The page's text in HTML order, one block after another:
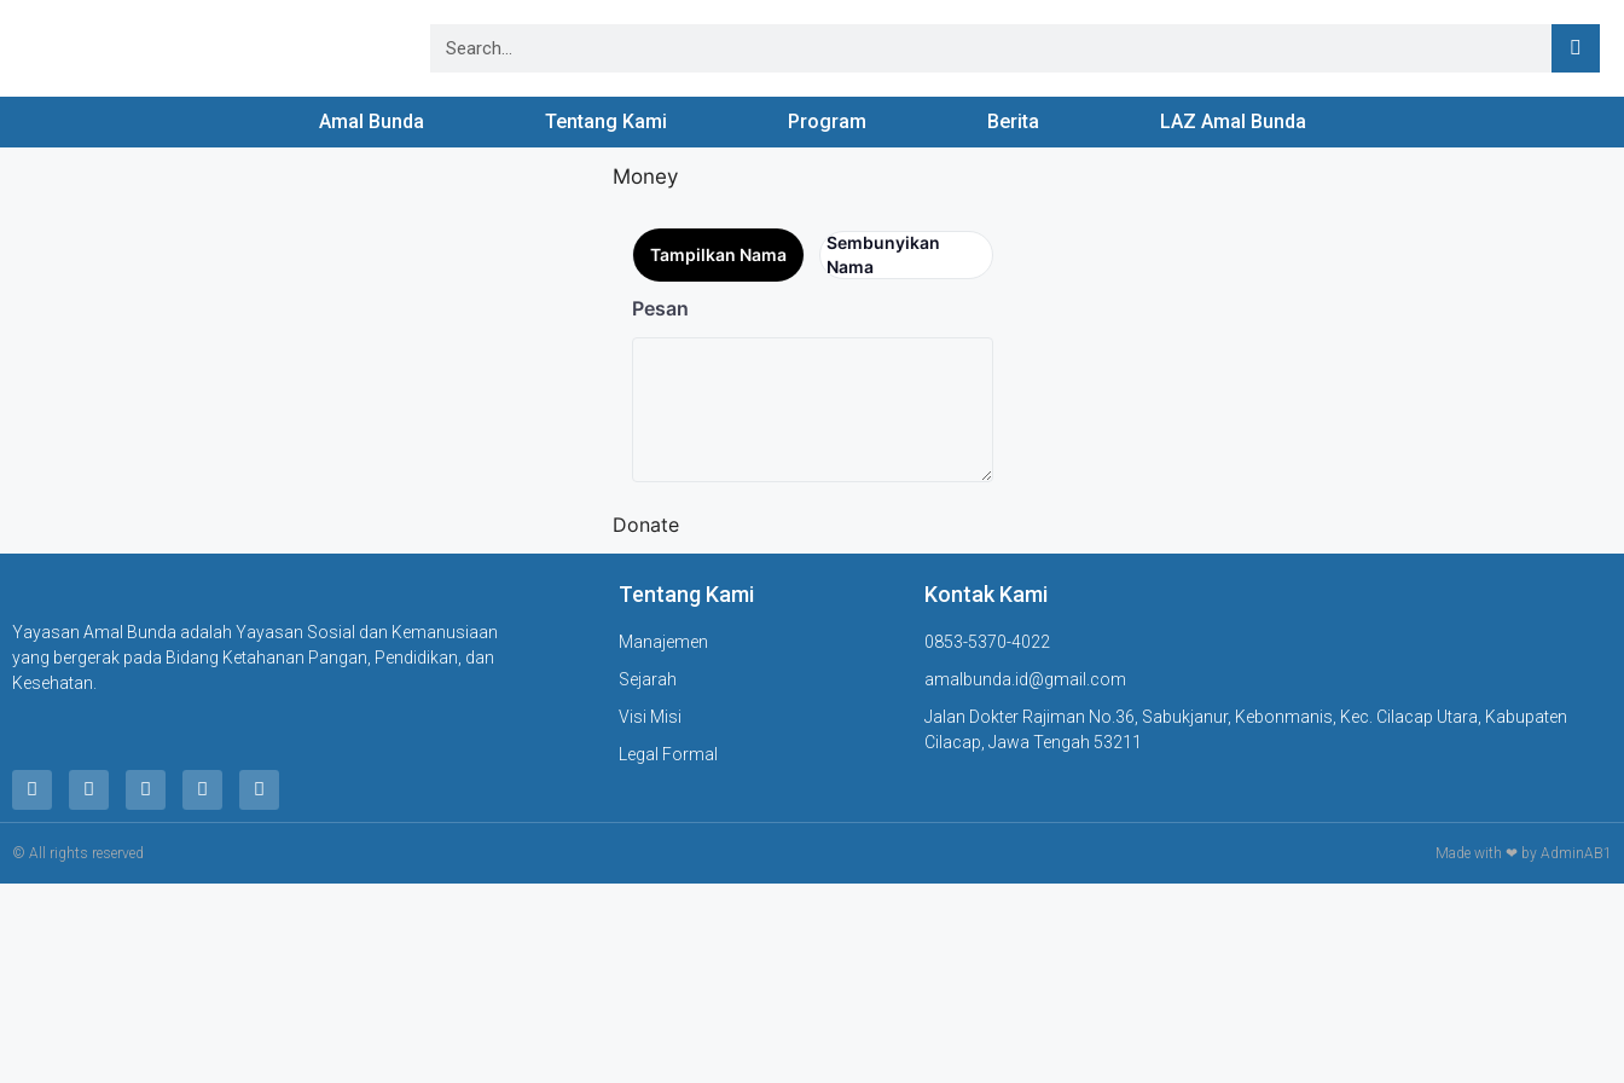
Amal Bunda Tentang Kami Program Berita LAZ Amal Bunda
Money
Tampilkan Nama
Sembunyikan
Nama
Pesan
Donate
Yayasan Amal Bunda adalah Yayasan Sosial dan Kemanusiaan
yang bergerak pada Bidang Ketahanan Pangan, Pendidikan, dan
Kesehatan.
Tentang Kami
Manajemen
Sejarah
Visi Misi
Legal Formal
Kontak Kami
0853-5370-4022
amalbunda.id@gmail.com
Jalan Dokter Rajiman No.36, Sabukjanur, Kebonmanis, Kec. Cilacap Utara, Kabupaten
Cilacap, Jawa Tengah 53211
© All rights reserved Made with ❤ by AdminAB1